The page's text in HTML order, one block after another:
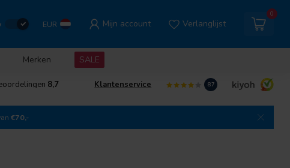
EUR Mijn account Verlanglijst
0
Merken SALE
8,7 Klantenservice 8.7
€70,-